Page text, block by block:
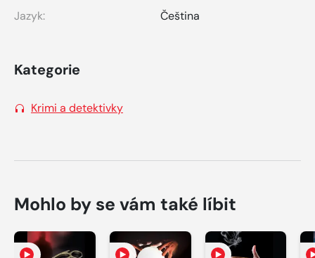
Jazyk:
Čeština
Kategorie
Krimi a detektivky
Mohlo by se vám také líbit